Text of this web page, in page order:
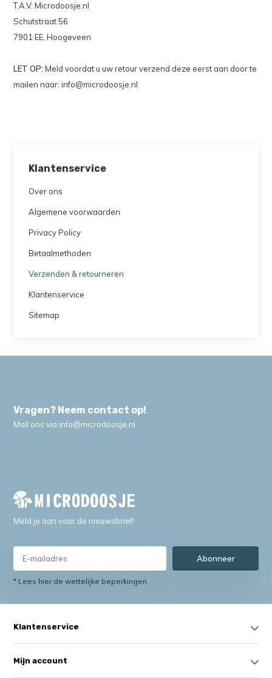
Klantenservice
Over ons
Algemene voorwaarden
Privacy Policy
Betaalmethoden
Verzenden & retourneren
Klantenservice
Sitemap
T.A.V. Microdoosje.nl
Schutstraat56
7901 EE, Hoogeveen
LET OP:Meld voordat u uw retour verzend deze eerst aan door te
mailen naar:info@microdoosje.nl
Vragen? Neem contact op!
Mail ons via info@microdoosje.nl
Meld je aan voor de nieuwsbrief!
Abonneer
* Lees hier de wettelijke beperkingen
Klantenservice
Mijn account